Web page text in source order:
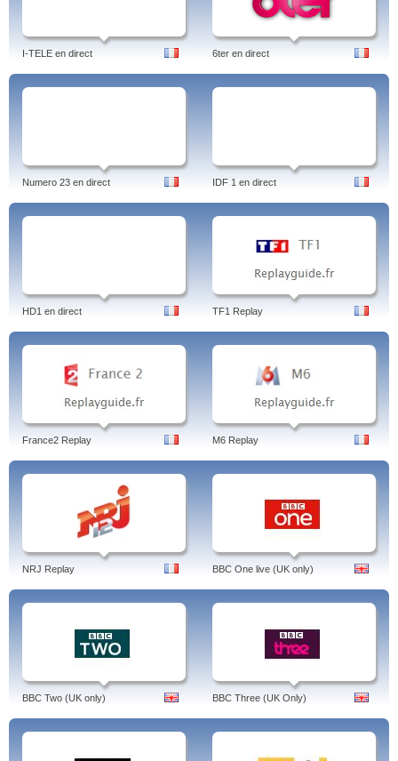
I-TELE en direct 6ter en direct
Numero 23 en direct IDF 1 en direct
HD1 en direct TF1 Replay
France2 Replay M6 Replay
NRJ Replay BBC One live (UK only)
BBC Two (UK only) BBC Three (UK Only)